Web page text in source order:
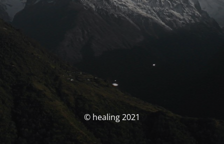
© healing 2021